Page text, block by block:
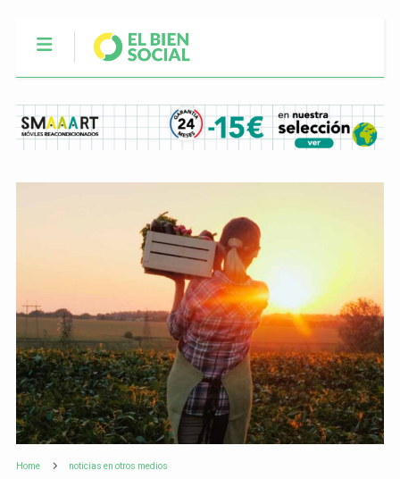
Home noticias en otros medios